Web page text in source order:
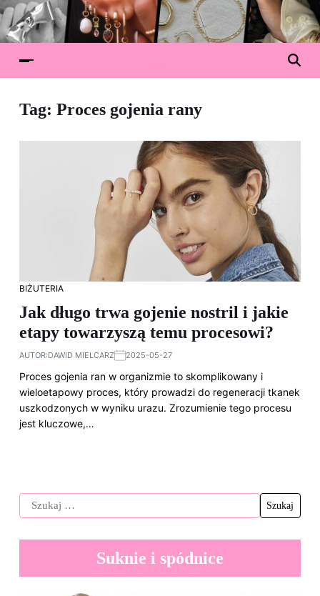
Tag: Proces gojenia rany
BIŻUTERIA
Jak długo trwa gojenie nostril i jakie
etapy towarzyszą temu procesowi?
AUTOR:DAWID MIELCARZ 2025-05-27
Proces gojenia ran w organizmie to skomplikowany i
wieloetapowy proces, który prowadzi do regeneracji tkanek
uszkodzonych w wyniku urazu. Zrozumienie tego procesu
jest kluczowe,…
Suknie i spódnice